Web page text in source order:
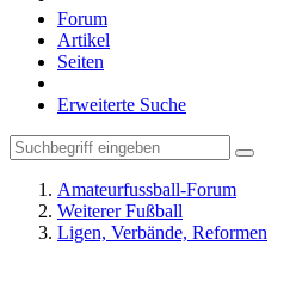
Forum
Artikel
Seiten
Erweiterte Suche
Amateurfussball-Forum
Weiterer Fußball
Ligen, Verbände, Reformen